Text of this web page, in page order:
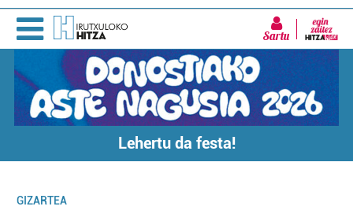
Sartu
Lehertu da festa!
GIZARTEA